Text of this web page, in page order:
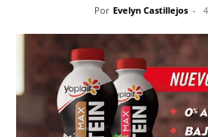
Por Evelyn Castillejos -